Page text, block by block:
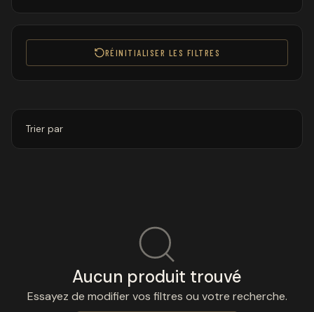
RÉINITIALISER LES FILTRES
Trier par
Aucun produit trouvé
Essayez de modifier vos filtres ou votre recherche.